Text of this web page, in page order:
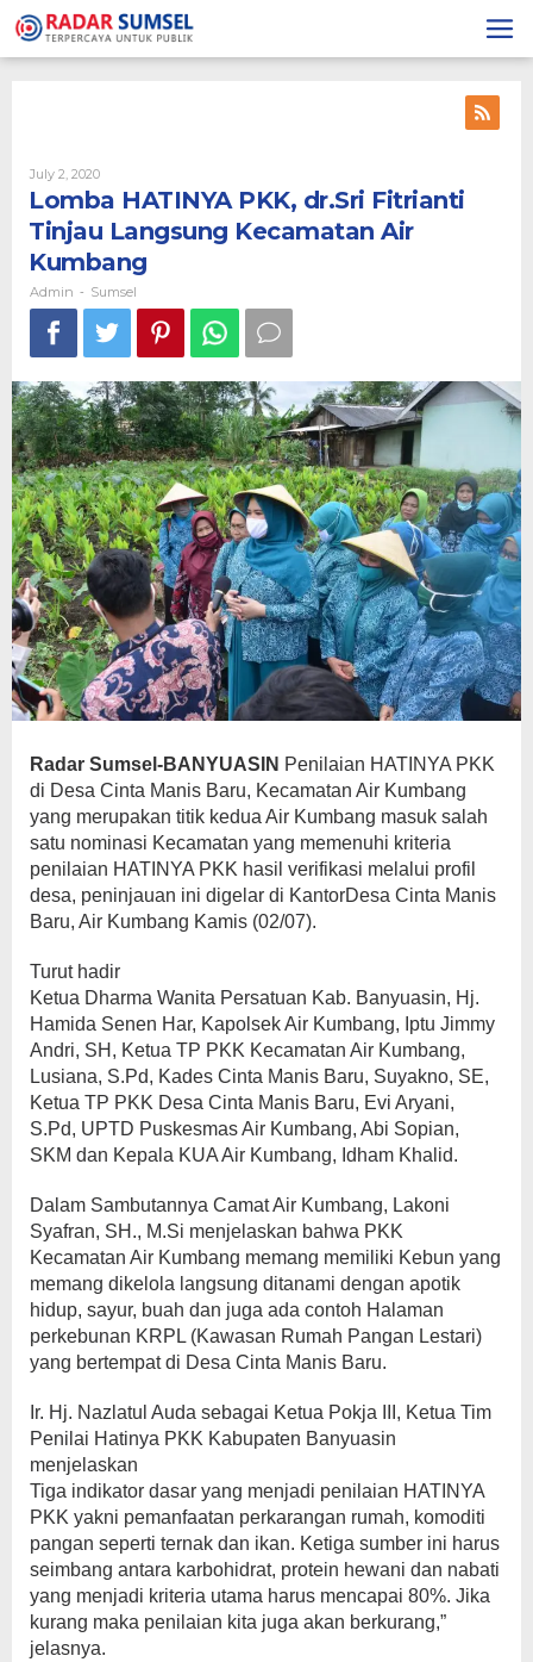
Skip
to
content
July 2, 2020
Admin
Lomba HATINYA PKK, dr.Sri Fitrianti
Tinjau Langsung Kecamatan Air
Kumbang
Admin - Sumsel
Radar Sumsel-BANYUASIN Penilaian HATINYA PKK
di Desa Cinta Manis Baru, Kecamatan Air Kumbang
yang merupakan titik kedua Air Kumbang masuk salah
satu nominasi Kecamatan yang memenuhi kriteria
penilaian HATINYA PKK hasil verifikasi melalui profil
desa, peninjauan ini digelar di KantorDesa Cinta Manis
Baru, Air Kumbang Kamis (02/07).
Turut hadir
Ketua Dharma Wanita Persatuan Kab. Banyuasin, Hj.
Hamida Senen Har, Kapolsek Air Kumbang, Iptu Jimmy
Andri, SH, Ketua TP PKK Kecamatan Air Kumbang,
Lusiana, S.Pd, Kades Cinta Manis Baru, Suyakno, SE,
Ketua TP PKK Desa Cinta Manis Baru, Evi Aryani,
S.Pd, UPTD Puskesmas Air Kumbang, Abi Sopian,
SKM dan Kepala KUA Air Kumbang, Idham Khalid.
Dalam Sambutannya Camat Air Kumbang, Lakoni
Syafran, SH., M.Si menjelaskan bahwa PKK
Kecamatan Air Kumbang memang memiliki Kebun yang
memang dikelola langsung ditanami dengan apotik
hidup, sayur, buah dan juga ada contoh Halaman
perkebunan KRPL (Kawasan Rumah Pangan Lestari)
yang bertempat di Desa Cinta Manis Baru.
Ir. Hj. Nazlatul Auda sebagai Ketua Pokja III, Ketua Tim
Penilai Hatinya PKK Kabupaten Banyuasin
menjelaskan
Tiga indikator dasar yang menjadi penilaian HATINYA
PKK yakni pemanfaatan perkarangan rumah, komoditi
pangan seperti ternak dan ikan. Ketiga sumber ini harus
seimbang antara karbohidrat, protein hewani dan nabati
yang menjadi kriteria utama harus mencapai 80%. Jika
kurang maka penilaian kita juga akan berkurang,”
jelasnya.